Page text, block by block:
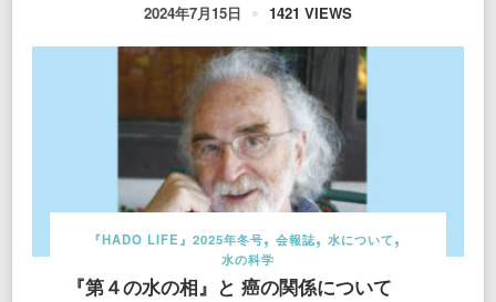
2024年7月15日 1421 VIEWS
『HADO LIFE』2025年冬号 会報誌
水について
水の科学
『第４の水の相』と 癌の関係について